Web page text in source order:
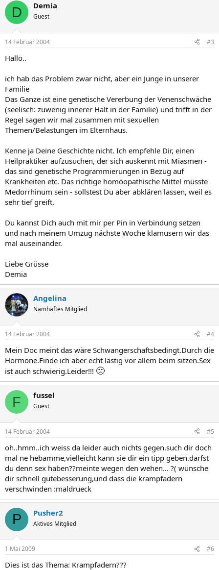
D Demia
Guest
14 Februar 2004 #3
Hallo..
ich hab das Problem zwar nicht, aber ein Junge in unserer
Familie
Das Ganze ist eine genetische Vererbung der Venenschwäche
(seelisch: zuwenig innerer Halt in der Familie) und trifft in der
Regel sagen wir mal zusammen mit sexuellen
Themen/Belastungen im Elternhaus.
Kenne ja Deine Geschichte nicht. Ich empfehle Dir, einen
Heilpraktiker aufzusuchen, der sich auskennt mit Miasmen -
das sind genetische Programmierungen in Bezug auf
Krankheiten etc. Das richtige homöopathische Mittel müsste
Medorrhinum sein - sollstest Du aber abklären lassen, weil es
sehr tief greift.
Du kannst Dich auch mit mir per Pin in Verbindung setzen
und nach meinem Umzug nächste Woche klamusern wir das
mal auseinander.
Liebe Grüsse
Demia
Angelina
Namhaftes Mitglied
14 Februar 2004 #4
Mein Doc meint das wäre Schwangerschaftsbedingt.Durch die
Hormone.Finde ich aber echt lästig vor allem beim sitzen.Sex
ist auch schwierig.Leider!!! 🙁
F fussel
Guest
14 Februar 2004 #5
oh..hmm..ich weiss da leider auch nichts gegen.such dir doch
mal ne hebamme,vielleicht kann sie dir ein tipp geben.darfst
du denn sex haben??meinte wegen den wehen... ?( wünsche
dir schnell gutebesserung,und dass die krampfadern
verschwinden :maldrueck
P Pusher2
Aktives Mitglied
1 Mai 2009 #6
Dies ist das Thema: Krampfadern???